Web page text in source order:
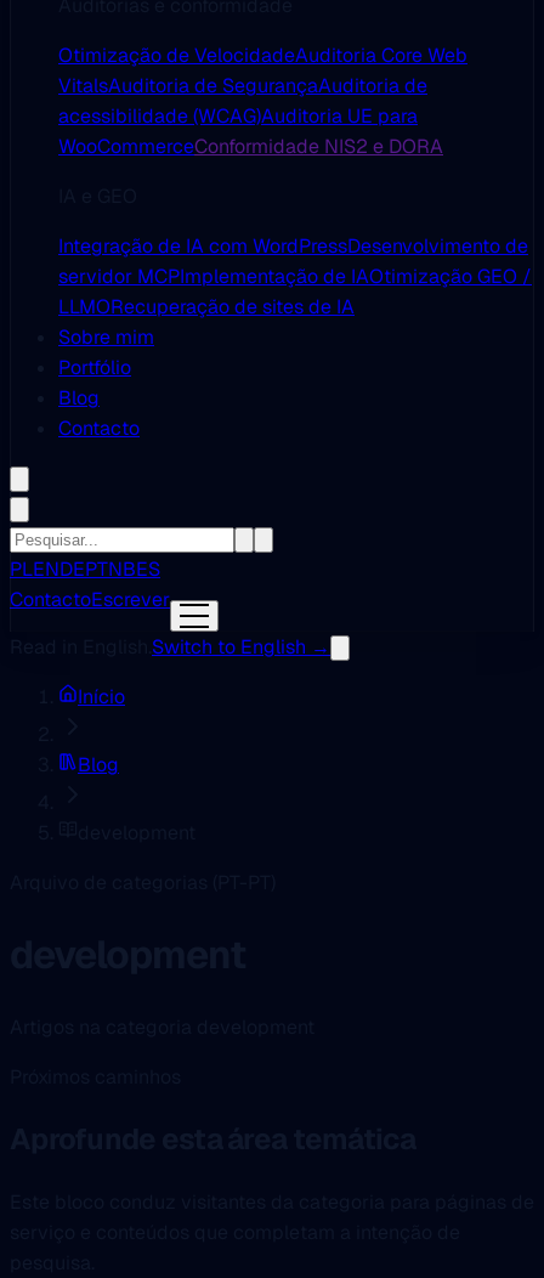
Otimização de VelocidadeAuditoria Core Web
VitalsAuditoria de SegurançaAuditoria de
acessibilidade (WCAG)Auditoria UE para
WooCommerceConformidade NIS2 e DORA
Integração de IA com WordPressDesenvolvimento de
servidor MCPImplementação de IAOtimização GEO /
LLMORecuperação de sites de IA
Sobre mim
Portfólio
Blog
Contacto
PLENDEPTNBES
ContactoEscrever
Switch to English →
Início
Blog